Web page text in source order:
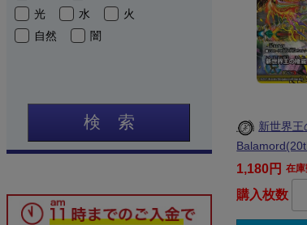
光
水
火
自然
闇
検 索
新世界王
1,180円
購入枚数